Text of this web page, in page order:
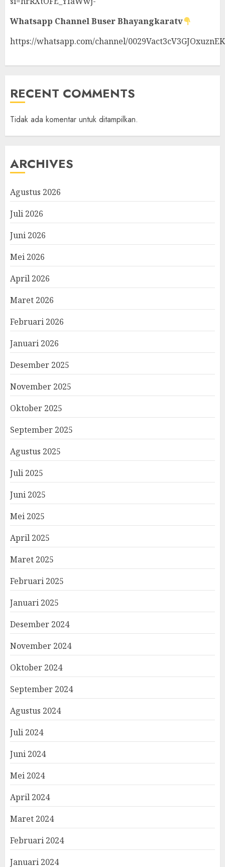
Whatsapp ChannelBuser Bhayangkaratv
https://whatsapp.com/channel/
RECENT COMMENTS
Tidak ada komentar untuk ditampilkan.
ARCHIVES
Agustus 2026
Juli 2026
Juni 2026
Mei 2026
April 2026
Maret 2026
Februari 2026
Januari 2026
Desember 2025
November 2025
Oktober 2025
September 2025
Agustus 2025
Juli 2025
Juni 2025
Mei 2025
April 2025
Maret 2025
Februari 2025
Januari 2025
Desember 2024
November 2024
Oktober 2024
September 2024
Agustus 2024
Juli 2024
Juni 2024
Mei 2024
April 2024
Maret 2024
Februari 2024
Januari 2024